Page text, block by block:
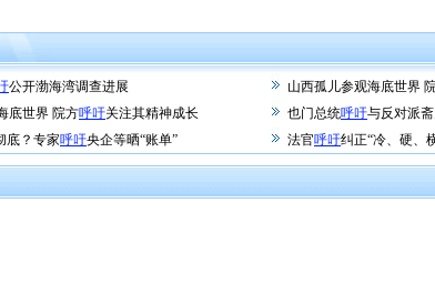
公开渤海湾调查进展 山西孤儿参观海底世界
底世界 院方呼吁关注其精神成长 也门总统呼吁与反对派
底？专家呼吁央企等晒“账单” 法官呼吁纠正“冷、硬、